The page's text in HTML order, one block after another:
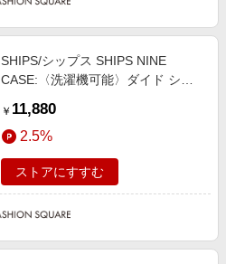
SHIPS/シップス SHIPS NINE
CASE:〈洗濯機可能〉ダイド シャ
￥ 11,880
2.5%
ストアにすすむ